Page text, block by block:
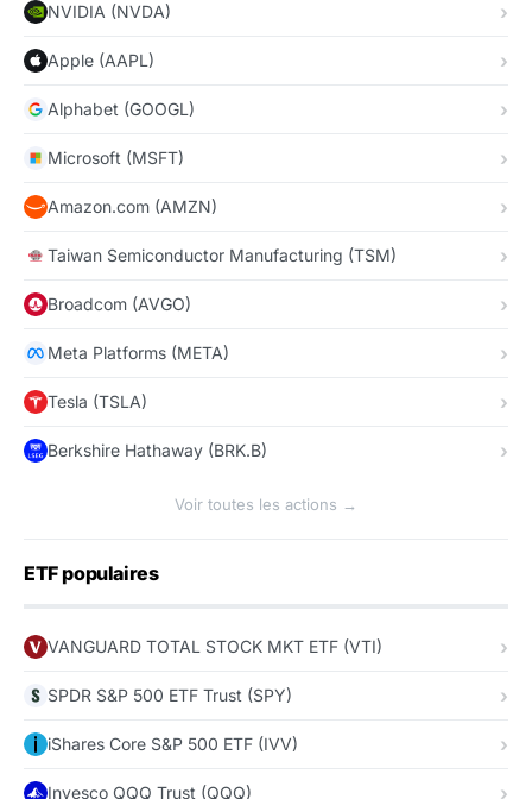
NVIDIA (NVDA)
Apple (AAPL)
Alphabet (GOOGL)
Microsoft (MSFT)
Amazon.com (AMZN)
Taiwan Semiconductor Manufacturing (TSM)
Broadcom (AVGO)
Meta Platforms (META)
Tesla (TSLA)
Berkshire Hathaway (BRK.B)
Voir toutes les actions →
ETF populaires
VANGUARD TOTAL STOCK MKT ETF (VTI)
SPDR S&P 500 ETF Trust (SPY)
iShares Core S&P 500 ETF (IVV)
Invesco QQQ Trust (QQQ)